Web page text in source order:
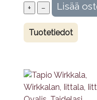
Tuotetiedot